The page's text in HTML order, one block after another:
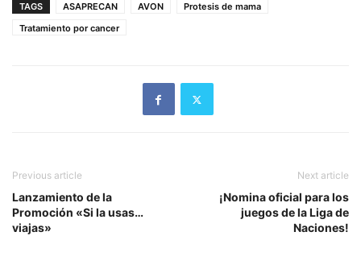
TAGS ASAPRECAN AVON
Protesis de mama
Tratamiento por cancer
Previous article
Lanzamiento de la
Promoción «Si la usas…
viajas»
Next article
¡Nomina oficial para los
juegos de la Liga de
Naciones!